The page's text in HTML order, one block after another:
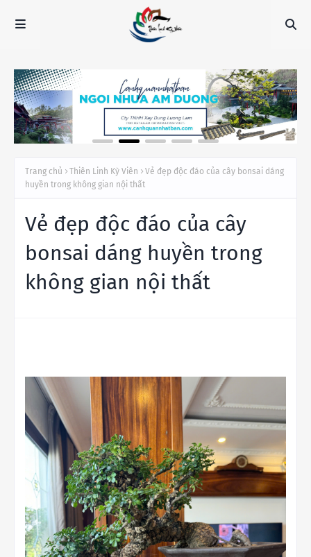
Trang chủ Thiên Linh Kỳ Viên
Vẻ đẹp độc đáo của cây bonsai dáng
huyền trong không gian nội thất
Vẻ đẹp độc đáo của cây
bonsai dáng huyền trong
không gian nội thất